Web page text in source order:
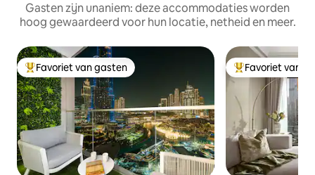
Gasten zijn unaniem: deze accommodaties worden
hoog gewaardeerd voor hun locatie, netheid en meer.
Topfavoriet van gasten
Favoriet van gasten Topfavoriet van
Favoriet van